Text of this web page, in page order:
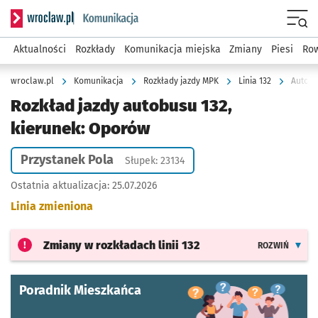
Serwis informacyjny wroclaw.pl podserwis: Komunikacja
Aktualności Rozkłady Komunikacja miejska Zmiany Piesi
wroclaw.pl Komunikacja Rozkłady jazdy MPK Linia 132
Rozkład jazdy autobusu 132,
kierunek: Oporów
Przystanek Pola Słupek: 23134
Ostatnia aktualizacja: 25.07.2026
Linia zmieniona
Zmiany w rozkładach linii 132 ROZWIŃ
Poradnik Mieszkańca